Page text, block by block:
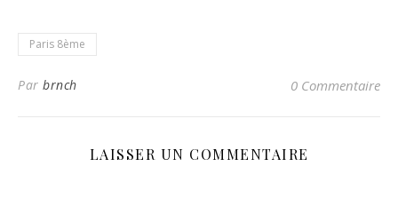
Paris 8ème
Par brnch 0 Commentaire
LAISSER UN COMMENTAIRE